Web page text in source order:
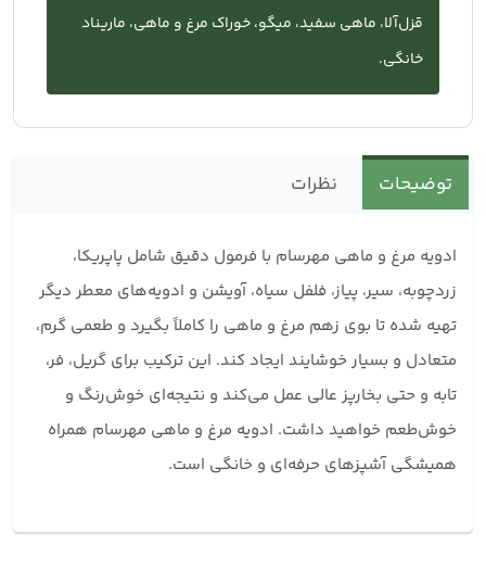
قزل‌آلا، ماهی سفید، میگو، خوراک مرغ و ماهی، ماریناد
خانگی.
توضیحات نظرات
ادویه مرغ و ماهی مهرسام با فرمول دقیق شامل پاپریکا،
زردچوبه، سیر، پیاز، فلفل سیاه، آویشن و ادویه‌های معطر دیگر
تهیه شده تا بوی زهم مرغ و ماهی را کاملاً بگیرد و طعمی گرم،
متعادل و بسیار خوشایند ایجاد کند. این ترکیب برای گریل، فر،
تابه و حتی بخارپز عالی عمل می‌کند و نتیجه‌ای خوش‌رنگ و
خوش‌طعم خواهید داشت. ادویه مرغ و ماهی مهرسام همراه
همیشگی آشپزهای حرفه‌ای و خانگی است.